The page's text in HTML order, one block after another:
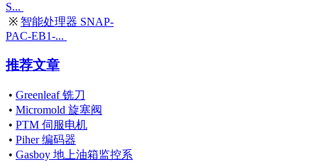
S...
※ 智能处理器 SNAP-
PAC-EB1-...
推荐文章
• Greenleaf 铣刀
• Micromold 旋塞阀
• PTM 伺服电机
• Piher 编码器
• Gasboy 地上油箱监控系